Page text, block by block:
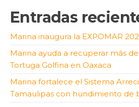
Entradas
Marina inaugura la EXPOMAR
Marina ayuda a recuperar más
Tortuga Golfina en Oaxaca
Marina fortalece el Sistema
Tamaulipas con hundimiento de